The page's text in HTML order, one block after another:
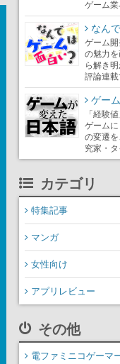
ゲーム業
なん
ゲーム
の魅力
ら解き
評論連載
ゲー
「経験
ゲーム
の変遷
究家・タ
カテゴリ
特集記事
マンガ
女性向け
アプリレビュー
その他
電ファミニコゲーマ